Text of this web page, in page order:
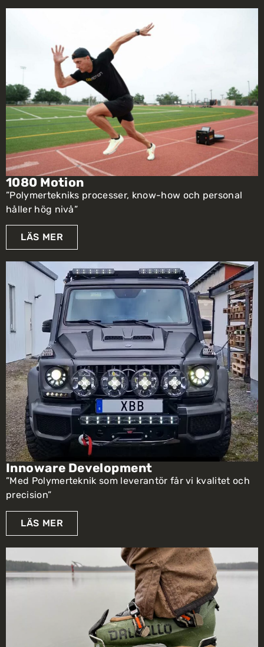
1080 Motion
”Polymertekniks processer, know-how och personal
håller hög nivå”
LÄS MER
Innoware Development
”Med Polymerteknik som leverantör får vi kvalitet och
precision”
LÄS MER